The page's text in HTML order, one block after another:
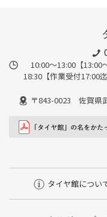
10:00～13:00【
18:30【作業受付17:00
〒843-0023 佐賀県
タイヤ館につい